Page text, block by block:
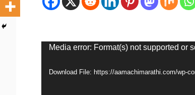
Video
Media error: Format(s) not supported or
Download File: https://aamachimarathi.com/wp-